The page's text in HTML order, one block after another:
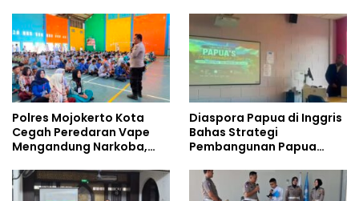
Polres Mojokerto Kota
Cegah Peredaran Vape
Mengandung Narkoba,
Kalangan Remaja
Diaspora Papua di Inggris
Bahas Strategi
Pembangunan Papua
Doktoral Internasional